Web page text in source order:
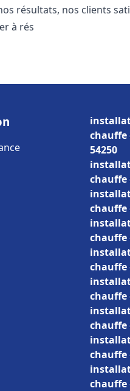
résultats, nos clients
à rés
chauffe
54250
chauffe
chauffe
chauffe
chauffe
chauffe
chauffe
chauffe
chauffe